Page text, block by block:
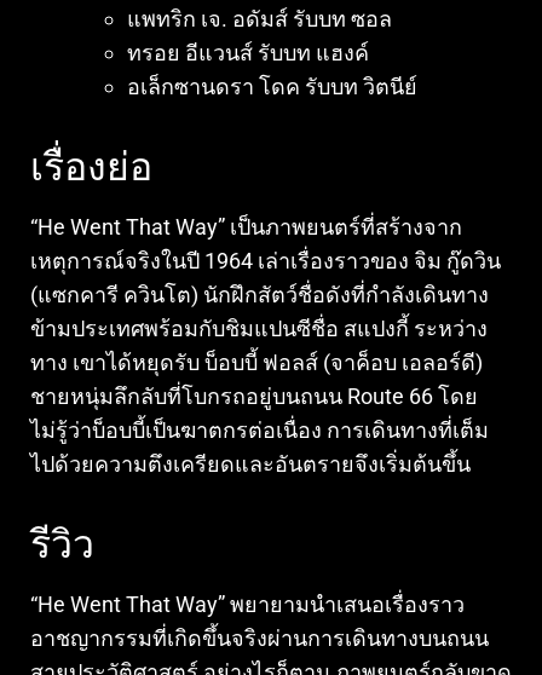
แพทริก เจ. อดัมส์ รับบท ซอล
ทรอย อีแวนส์ รับบท แฮงค์
อเล็กซานดรา โดค รับบท วิตนีย์
เรื่องย่อ
“He Went That Way” เป็นภาพยนตร์ที่สร้างจาก
เหตุการณ์จริงในปี 1964 เล่าเรื่องราวของ จิม กู๊ดวิน
(แซกคารี ควินโต) นักฝึกสัตว์ชื่อดังที่กำลังเดินทาง
ข้ามประเทศพร้อมกับชิมแปนซีชื่อ สแปงกี้ ระหว่าง
ทาง เขาได้หยุดรับ บ็อบบี้ ฟอลส์ (จาค็อบ เอลอร์ดี)
ชายหนุ่มลึกลับที่โบกรถอยู่บนถนน Route 66 โดย
ไม่รู้ว่าบ็อบบี้เป็นฆาตกรต่อเนื่อง การเดินทางที่เต็ม
ไปด้วยความตึงเครียดและอันตรายจึงเริ่มต้นขึ้น
รีวิว
“He Went That Way” พยายามนำเสนอเรื่องราว
อาชญากรรมที่เกิดขึ้นจริงผ่านการเดินทางบนถนน